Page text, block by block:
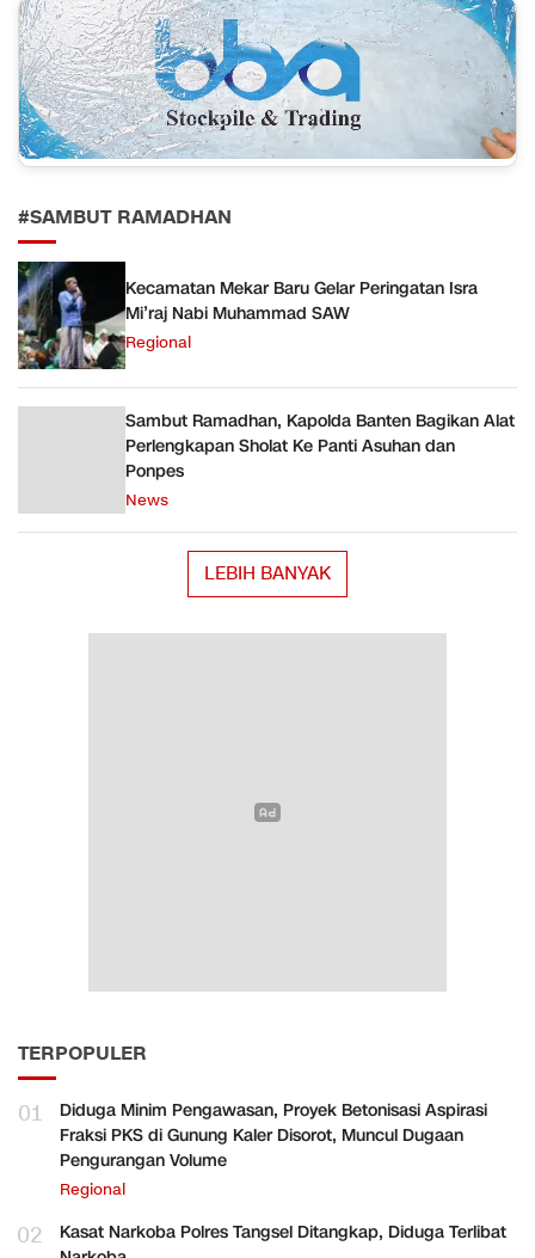
#SAMBUT RAMADHAN
Kecamatan Mekar Baru Gelar Peringatan Isra
Mi’raj Nabi Muhammad SAW
Regional
Sambut Ramadhan, Kapolda Banten Bagikan Alat
Perlengkapan Sholat Ke Panti Asuhan dan
Ponpes
News
LEBIH BANYAK
TERPOPULER
01
Diduga Minim Pengawasan, Proyek Betonisasi Aspirasi
Fraksi PKS di Gunung Kaler Disorot, Muncul Dugaan
Pengurangan Volume
Regional
02
Kasat Narkoba Polres Tangsel Ditangkap, Diduga Terlibat